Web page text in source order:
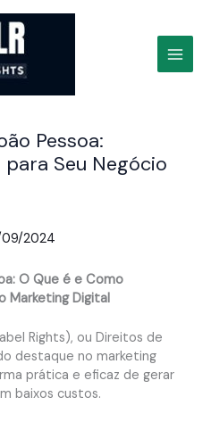
Pessoa:
Seu Negócio
2024
O Que é e Como
Marketing Digital
Rights), ou Direitos de
destaque no marketing
prática e eficaz de gerar
baixos custos.